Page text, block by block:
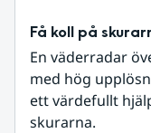
Få koll på
En väderradar
med hög
ett värdefullt
skurarna.